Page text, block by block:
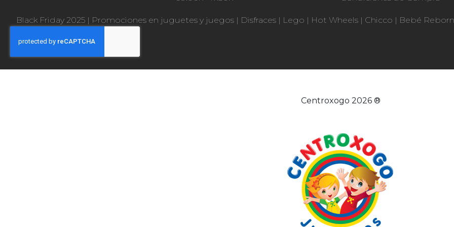
Black Friday 2025 | Promociones en juguetes y juegos | Disfraces | Lego | Hot Wheels | Chicco | Bebé Reborn
Centroxogo 2026 ®